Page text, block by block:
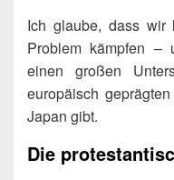
Ich glau­be, dass wir
Pro­blem kämp­fen
einen gro­ßen
europäisch
Japan gibt.
Die